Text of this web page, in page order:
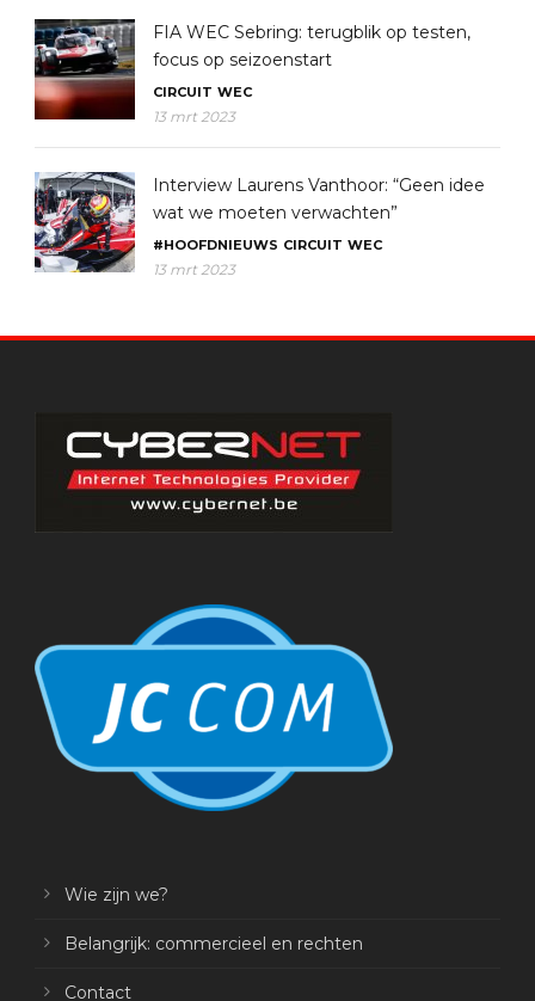
FIA WEC Sebring: terugblik op testen,
focus op seizoenstart
CIRCUIT WEC
13 mrt 2023
Interview Laurens Vanthoor: “Geen idee
wat we moeten verwachten”
#HOOFDNIEUWS CIRCUIT WEC
13 mrt 2023
Wie zijn we?
Belangrijk: commercieel en rechten
Contact